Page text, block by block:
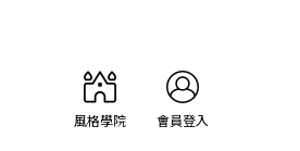
風格學院 會員登入